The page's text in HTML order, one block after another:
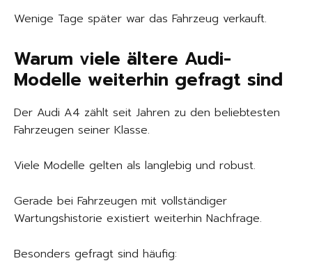
Wenige Tage später war das Fahrzeug verkauft.
Warum viele ältere Audi-
Modelle weiterhin gefragt sind
Der Audi A4 zählt seit Jahren zu den beliebtesten
Fahrzeugen seiner Klasse.
Viele Modelle gelten als langlebig und robust.
Gerade bei Fahrzeugen mit vollständiger
Wartungshistorie existiert weiterhin Nachfrage.
Besonders gefragt sind häufig: